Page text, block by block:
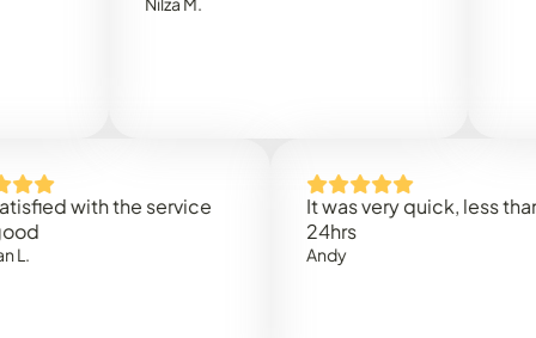
with the service
It was very quick, less than